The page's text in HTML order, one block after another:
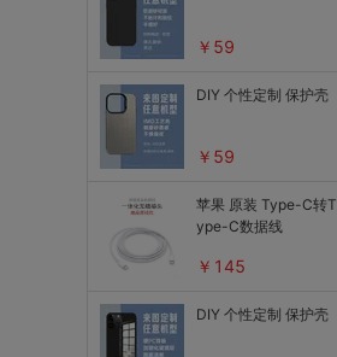
换外屏服务
压屏维修耗材￥59
DIY 个性定制 保护壳
￥59
苹果 原装 Type-C转T
ype-C数据线
￥145
DIY 个性定制 保护壳